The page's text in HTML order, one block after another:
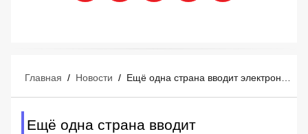
Главная / Новости / Ещё одна страна вводит электронные визы для российских туристов
Ещё одна страна вводит